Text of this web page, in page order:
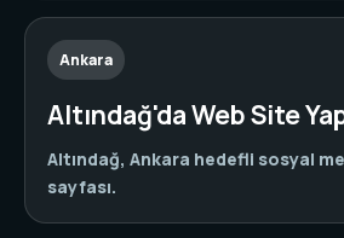
Ankara
Altındağ'da Web Site
Altındağ, Ankara hedefli sosyal
sayfası.